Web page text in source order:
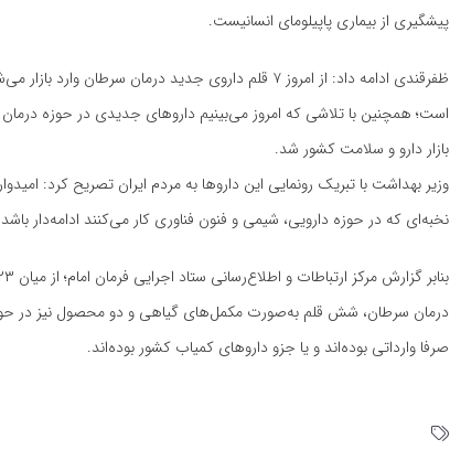
پیشگیری از بیماری پاپیلومای انسانیست.
ظفرقندی ادامه داد: از امروز ٧ قلم داروی جدید درمان
است؛ همچنین با تلاشی که امروز می‌بینیم داروهای جدیدی در حوزه
بازار دارو و سلامت کشور شد.
وزیر بهداشت با تبریک رونمایی این داروها به مردم ایران تصریح کرد:
نخبه‌ای که در حوزه دارویی، شیمی و فنون فناوری کار می‌کنند ادامه‌دار
درمان سرطان، شش قلم به‌صورت مکمل‌های گیاهی و دو محصول نیز در
صرفا وارداتی بوده‌اند و یا جزو داروهای کمیاب کشور بوده‌اند.